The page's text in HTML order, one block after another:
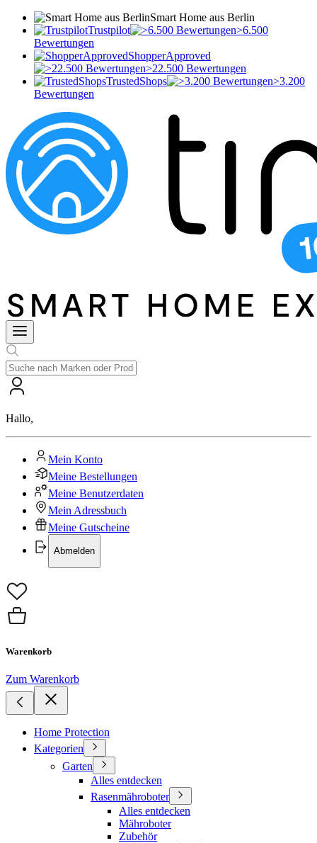
Smart Home aus Berlin
Trustpilot
>6.500
Bewertungen
ShopperApproved
>22.500 Bewertungen
TrustedShops
>3.200
Bewertungen
Hallo,
Mein Konto
Meine Bestellungen
Meine Benutzerdaten
Mein Adressbuch
Meine Gutscheine
Abmelden
Warenkorb
Zum Warenkorb
Home Protection
Kategorien
Garten
Alles entdecken
Rasenmähroboter
Alles entdecken
Mähroboter
Zubehör